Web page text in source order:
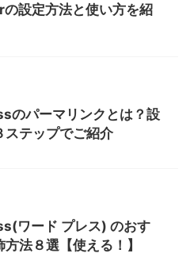
設定方法と使い方を紹
のパーマリンクとは？設
ステップでご紹介
ワード プレス) のおす
法８選【使える！】